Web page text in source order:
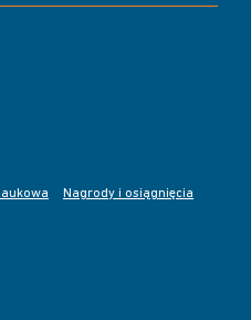
Nagrody i osiągnięcia